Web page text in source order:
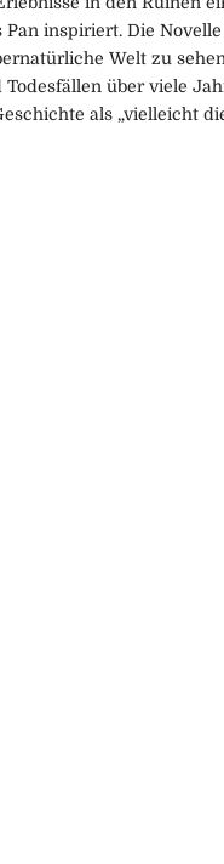
Pan inspiriert. Die
Welt zu
über viele
als „vielleicht